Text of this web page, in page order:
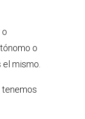
o
o
mismo.
tenemos